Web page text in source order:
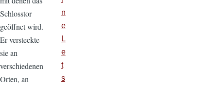
Schlosstor
geöffnet wird.
Er versteckte
sie an
verschiedenen
Orten, an
n
e
L
e
t
s